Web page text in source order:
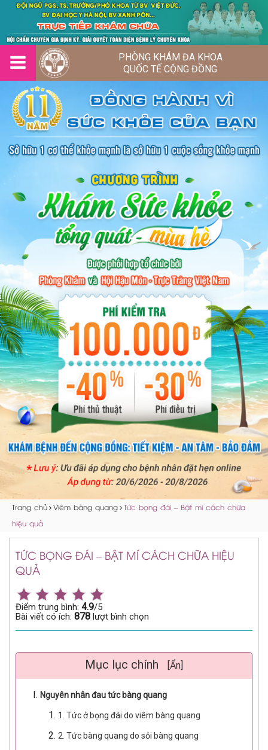
PHÒNG KHÁM ĐA KHOA
QUỐC TẾ CỘNG ĐỒNG
Trang chủ Viêm bàng quang Tức bọng đái – Bật mí cách chữa
hiệu quả
TỨC BỌNG ĐÁI – BẬT MÍ CÁCH CHỮA HIỆU
QUẢ
Điểm trung bình: 4.9/5
Bài viết có ích: 878 lượt bình chọn
Mục lục chính [Ẩn]
Nguyên nhân đau tức bàng quang
1. Tức ở bọng đái do viêm bàng quang
2. Tức bàng quang do sỏi bàng quang